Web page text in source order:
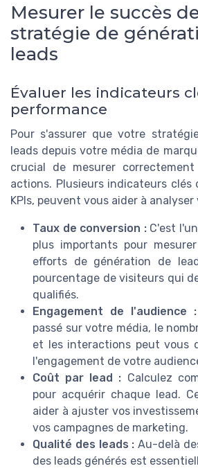
Mesurer le succès
stratégie de
leads
Évaluer les indicateurs
performance
Pour s'assurer que votre
leads depuis votre média de
crucial de mesurer
actions. Plusieurs indicateurs clés
KPIs, peuvent vous aider à
Taux de conversion :C'est
plus importants pour
efforts de génération de
pourcentage de visiteurs qui
qualifiés.
Engagement de l'audience :
passé sur votre média, le
et les interactions peut vous
l'engagement de votre
Coût par lead : Calculez
pour acquérir chaque lead.
aider à ajuster vos
vos campagnes de marketing.
Qualité des leads : Au-delà
des leads générés est